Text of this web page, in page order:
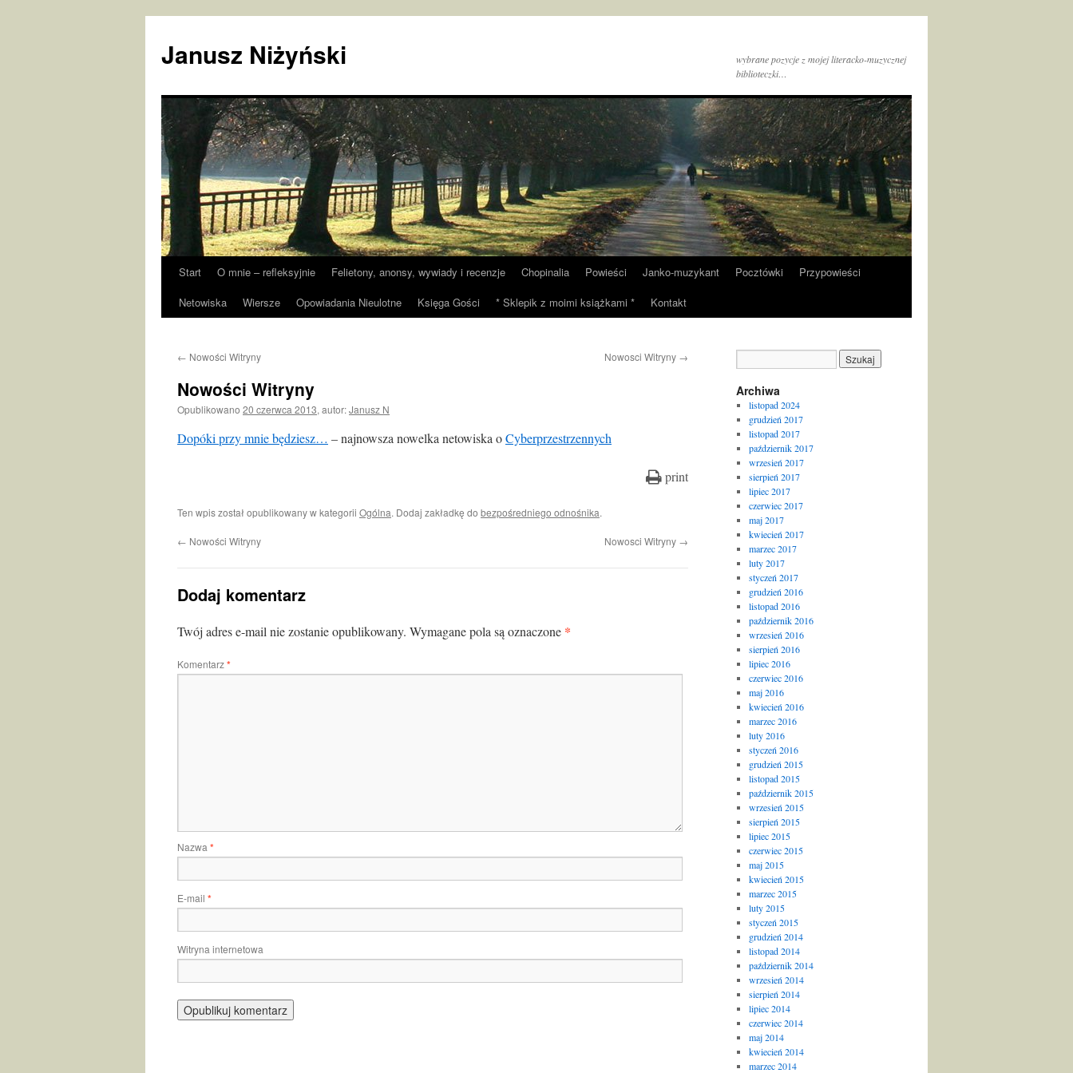
Janusz Niżyński
wybrane pozycje z mojej literacko-muzycznej
biblioteczki…
Przejdź
Start O mnie – refleksyjnie Felietony, anonsy, wywiady i recenzje Chopinalia Powieści Janko-muzykant Pocztówki
Przypowieści
Netowiska
Wiersze Opowiadania Nieulotne Księga Gości * Sklepik z moimi książkami * Kontakt
← Nowości Witryny Nowosci Witryny →
Nowości Witryny
Opublikowano 20 czerwca 2013, autor:Janusz N
Dopóki przy mnie będziesz… – najnowsza nowelka netowiska oCyberprzestrzennych
print
Ten wpis został opublikowany w kategorii Ogólna. Dodaj zakładkę do bezpośredniego odnośnika.
← Nowości Witryny Nowosci Witryny →
Dodaj komentarz
Twój adres e-mail nie zostanie opublikowany. Wymagane pola są oznaczone *
Komentarz*
Nazwa *
E-mail *
Witryna internetowa
Archiwa
listopad 2024
grudzień 2017
listopad 2017
październik 2017
wrzesień 2017
sierpień 2017
lipiec 2017
czerwiec 2017
maj 2017
kwiecień 2017
marzec 2017
luty 2017
styczeń 2017
grudzień 2016
listopad 2016
październik 2016
wrzesień 2016
sierpień 2016
lipiec 2016
czerwiec 2016
maj 2016
kwiecień 2016
marzec 2016
luty 2016
styczeń 2016
grudzień 2015
listopad 2015
październik 2015
wrzesień 2015
sierpień 2015
lipiec 2015
czerwiec 2015
maj 2015
kwiecień 2015
marzec 2015
luty 2015
styczeń 2015
grudzień 2014
listopad 2014
październik 2014
wrzesień 2014
sierpień 2014
lipiec 2014
czerwiec 2014
maj 2014
kwiecień 2014
marzec 2014